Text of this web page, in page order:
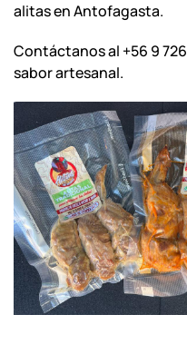
alitas en Antofagasta.
Contáctanos al +56 9
sabor artesanal.